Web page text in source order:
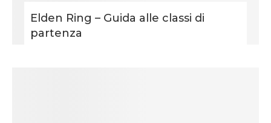
Elden Ring – Guida alle classi di
partenza